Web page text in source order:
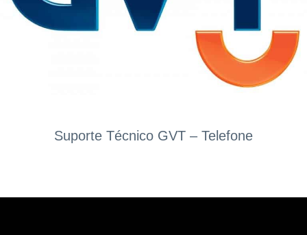
Suporte Técnico GVT – Telefone